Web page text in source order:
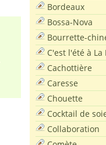
Bordeaux
Bossa-Nova
Bourrette-
C'est l'été à
Cachottière
Caresse
Chouette
Cocktail de
Collaboration